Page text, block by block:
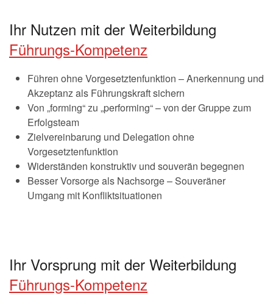
Ihr Nutzen mit der Weiterbildung
Führungs-Kompetenz
Führen ohne Vorgesetztenfunktion – Anerkennung und
Akzeptanz als Führungskraft sichern
Von „forming“ zu „performing“ – von der Gruppe zum
Erfolgsteam
Zielvereinbarung und Delegation ohne
Vorgesetztenfunktion
Widerständen konstruktiv und souverän begegnen
Besser Vorsorge als Nachsorge – Souveräner
Umgang mit Konfliktsituationen
Ihr Vorsprung mit der Weiterbildung
Führungs-Kompetenz